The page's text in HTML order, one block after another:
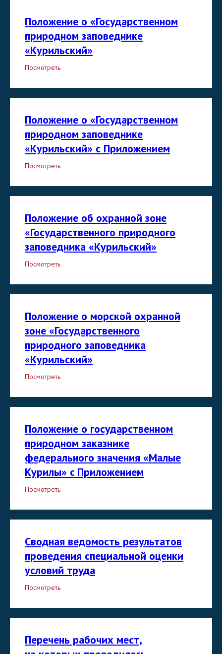
Положение о «Государственном
природном заповеднике
«Курильский»
Посмотреть
Положение о «Государственном
природном заповеднике
«Курильский» с Приложением
Посмотреть
Положение об охранной зоне
«Государственного природного
заповедника «Курильский»
Посмотреть
Положение о морской охранной
зоне «Государственного
природного заповедника
«Курильский»
Посмотреть
Положение о государственном
природном заказнике
федерального значения «Малые
Курилы» c Приложением
Посмотреть
Сводная ведомость результатов
проведения специальной оценки
условий труда
Посмотреть
Перечень рабочих мест,